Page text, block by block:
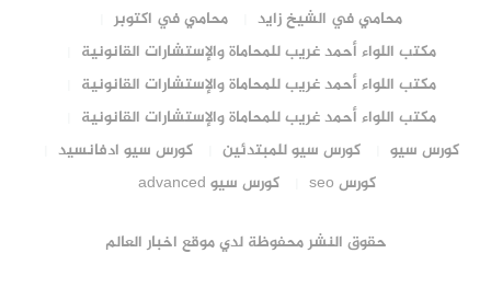
محامي في الشيخ زايد
محامي في اكتوبر
مكتب اللواء أحمد غريب للمحاماة والإستشارات القانونية
مكتب اللواء أحمد غريب للمحاماة والإستشارات القانونية
مكتب اللواء أحمد غريب للمحاماة والإستشارات القانونية
كورس سيو
كورس سيو للمبتدئين
كورس سيو ادفانسيد
كورس seo
كورس سيو advanced
حقوق النشر محفوظة لدي موقع اخبار العالم